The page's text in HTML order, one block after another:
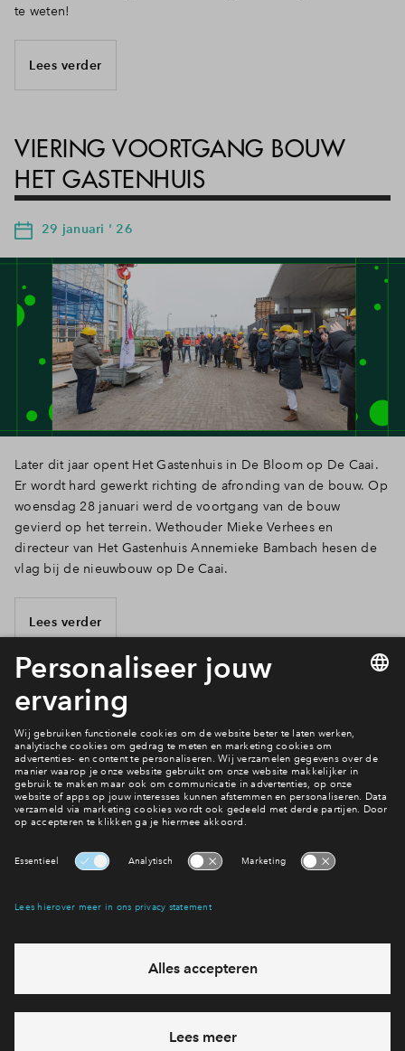
te weten!
Lees verder
VIERING VOORTGANG BOUW
HET GASTENHUIS
29 januari ' 26
Later dit jaar opent Het Gastenhuis in De Bloom op De Caai.
Er wordt hard gewerkt richting de afronding van de bouw. Op
woensdag 28 januari werd de voortgang van de bouw
gevierd op het terrein. Wethouder Mieke Verhees en
directeur van Het Gastenhuis Annemieke Bambach hesen de
vlag bij de nieuwbouw op De Caai.
Lees verder
Iets vragen?
Neem contact op